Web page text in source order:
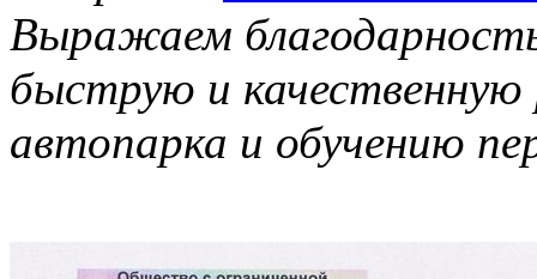
Выражаем
быструю и
автопарка и обучению